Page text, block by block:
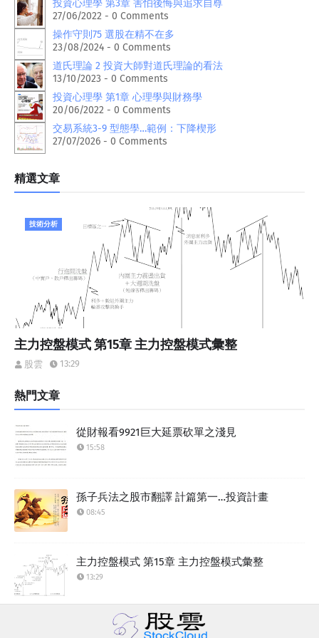
投資心理學 第3章 害怕後悔與追求自尊
27/06/2022 - 0 Comments
操作守則75 選股在精不在多
23/08/2024 - 0 Comments
道氏理論 2 投資大師對道氏理論的看法
13/10/2023 - 0 Comments
投資心理學 第1章 心理學與財務學
20/06/2022 - 0 Comments
交易系統3-9 型態學…範例：下降楔形
27/07/2026 - 0 Comments
精選文章
技術分析
主力控盤模式 第15章 主力控盤模式彙整
股雲 13:29
熱門文章
從財報看9921巨大延票砍單之淺見
15:58
孫子兵法之股市翻譯 計篇第一…投資計畫
08:45
主力控盤模式 第15章 主力控盤模式彙整
13:29